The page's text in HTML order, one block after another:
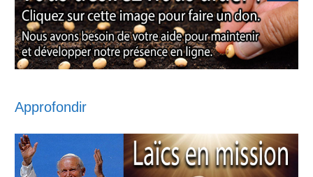
Approfondir